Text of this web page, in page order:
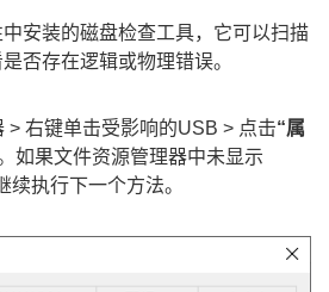
安装的磁盘检查工具，它可以扫描
否存在逻辑或物理错误。
> 右键单击受影响的USB > 点击“属
如果文件资源管理器中未显示
续执行下一个方法。